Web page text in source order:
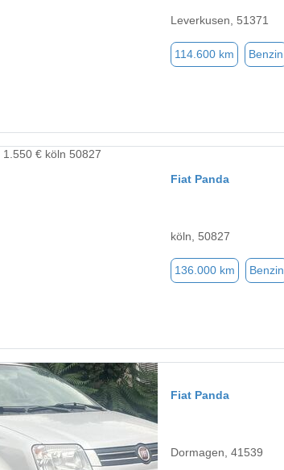
Leverkusen, 51371
114.600 km Benzin
Fiat Panda
köln, 50827
136.000 km Benzin
Fiat Panda
Dormagen, 41539